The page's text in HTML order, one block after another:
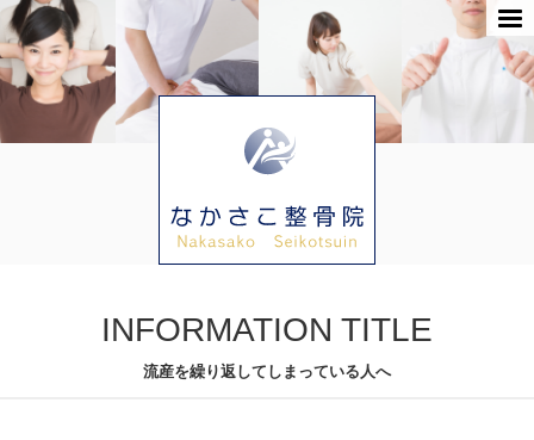
INFORMATION TITLE
流産を繰り返してしまっている人へ